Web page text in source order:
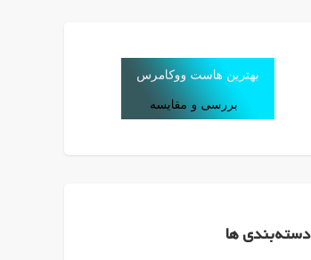
دسته‌بندی ها